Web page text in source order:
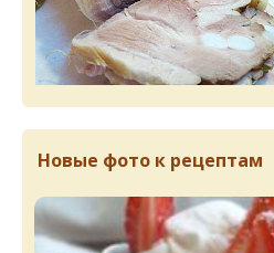
Новые фото к рецептам